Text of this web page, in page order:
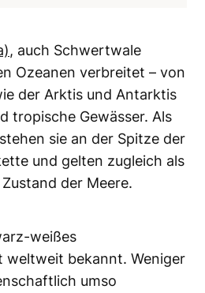
, auch Schwertwale
Ozeanen verbreitet – von
der Arktis und Antarktis
tropische Gewässer. Als
sie an der Spitze der
und gelten zugleich als
der Meere.
weißes
weltweit bekannt. Weniger
umso